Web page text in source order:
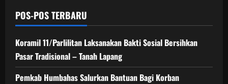
POS-POS TERBARU
Koramil 11/Parlilitan Laksanakan Bakti Sosial Bersihkan
Pasar Tradisional – Tanah Lapang
Pemkab Humbahas Salurkan Bantuan Bagi Korban